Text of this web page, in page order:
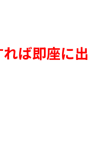
ば即座に出